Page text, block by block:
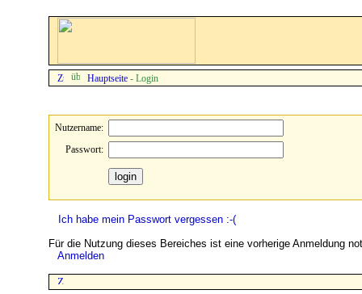
Hauptseite - Login
Nutzername:
Passwort:
Ich habe mein Passwort vergessen :-(
Für die Nutzung dieses Bereiches ist eine vorherige Anmeldung
Anmelden